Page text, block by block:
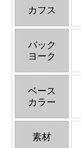
カフス
バック
ヨーク
ベース
カラー
素材